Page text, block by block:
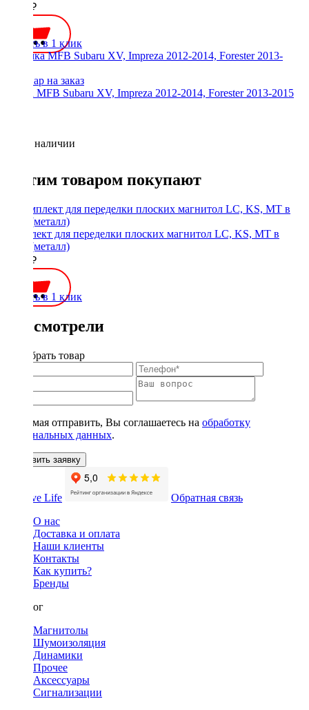
2100 ₽
Купить в 1 клик
Рамка MFB Subaru XV, Impreza 2012-2014, Forester 2013-2015
Нет в наличии
С этим товаром покупают
Комплект для переделки плоских магнитол LC, KS, MT в
1Din (металл)
1900 ₽
Купить в 1 клик
Вы смотрели
Подобрать товар
Нажимая отправить, Вы соглашаетесь на обработку
персональных данных.
Оставить заявку
Обратная связь
О нас
Доставка и оплата
Наши клиенты
Контакты
Как купить?
Бренды
Каталог
Магнитолы
Шумоизоляция
Динамики
Прочее
Аксессуары
Сигнализации